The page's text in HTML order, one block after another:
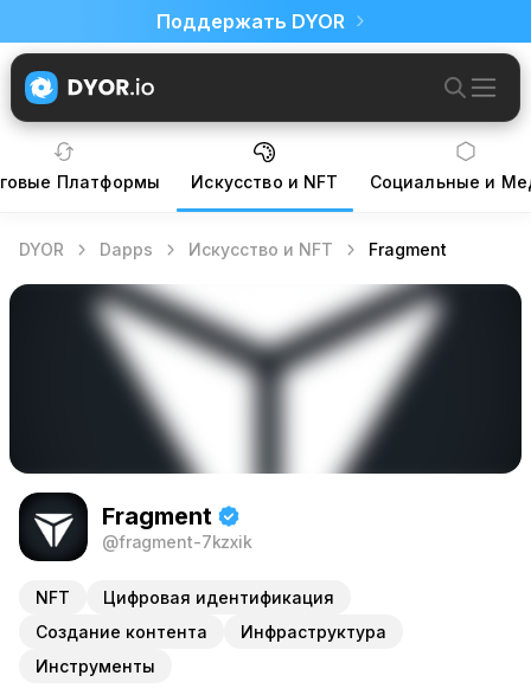
Поддержать DYOR
Платформы Искусство и NFT Социальные и
DYOR Dapps Искусство и NFT Fragment
Fragment
@fragment-7kzxik
NFT
Цифровая идентификация
Создание контента
Инфраструктура
Инструменты